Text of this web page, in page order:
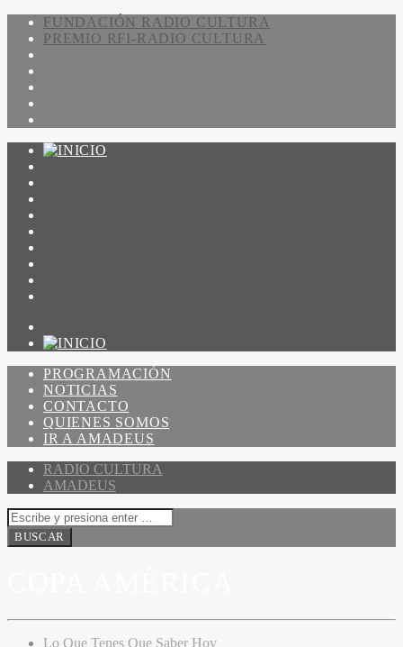
FUNDACIÓN RADIO CULTURA
PREMIO RFI-RADIO CULTURA
PROGRAMACIÓN
NOTICIAS
CONTACTO
QUIENES SOMOS
IR A AMADEUS
RADIO CULTURA
AMADEUS
Lo Que Tenes Que Saber Hoy